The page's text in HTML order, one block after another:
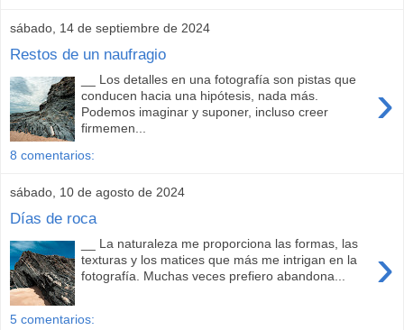
sábado, 14 de septiembre de 2024
Restos de un naufragio
›
__ Los detalles en una fotografía son pistas que
conducen hacia una hipótesis, nada más.
Podemos imaginar y suponer, incluso creer
firmemen...
8 comentarios:
sábado, 10 de agosto de 2024
Días de roca
›
__ La naturaleza me proporciona las formas, las
texturas y los matices que más me intrigan en la
fotografía. Muchas veces prefiero abandona...
5 comentarios: